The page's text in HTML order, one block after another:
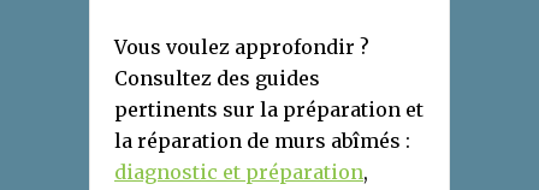
Vous voulez approfondir ?
Consultez des guides
pertinents sur la préparation et
la réparation de murs abîmés :
diagnostic et préparation,